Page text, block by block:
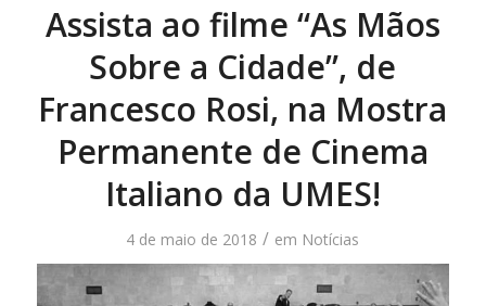
Assista ao filme “As Mãos
Sobre a Cidade”, de
Francesco Rosi, na Mostra
Permanente de Cinema
Italiano da UMES!
4 de maio de 2018 / em Notícias